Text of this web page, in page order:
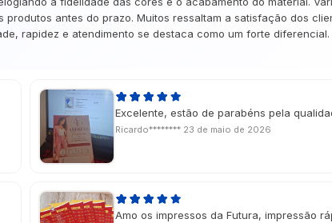
antes do prazo. Muitos ressaltam a satisfação dos
rapidez e atendimento se destaca como um forte diferencial.
Excelente, estão de parabéns pela
Ricardo******** 23 de maio de 2026
Amo os impressos da Futura, impressão